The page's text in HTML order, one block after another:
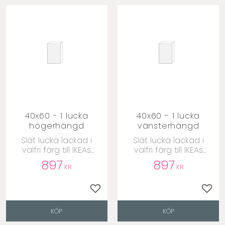
till i favoriter
40x60 - 1 lucka
högerhängd
​Slät lucka lackad i
valfri färg till IKEAs
Metodstommar
897 KR
Lägg till i favoriter
KÖP
40x60 - 1 lucka
vänsterhängd
​Slät lucka lackad i
valfri färg till IKEAs
Metodstommar
897 KR
KÖP